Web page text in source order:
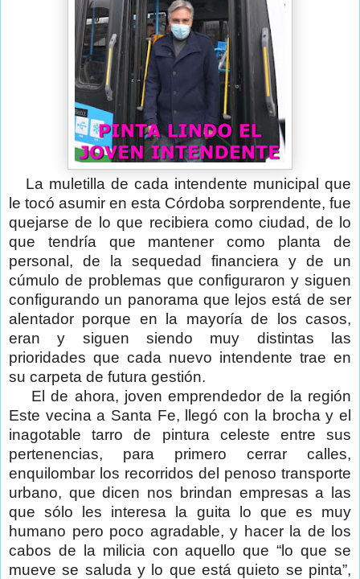
La muletilla de cada intendente municipal que
le tocó asumir en esta Córdoba sorprendente, fue
quejarse de lo que recibiera como ciudad, de lo
que tendría que mantener como planta de
personal, de la sequedad financiera y de un
cúmulo de problemas que configuraron y siguen
configurando un panorama que lejos está de ser
alentador porque en la mayoría de los casos,
eran y siguen siendo muy distintas las
prioridades que cada nuevo intendente trae en
su carpeta de futura gestión.
El de ahora, joven emprendedor de la región
Este vecina a Santa Fe, llegó con la brocha y el
inagotable tarro de pintura celeste entre sus
pertenencias, para primero cerrar calles,
enquilombar los recorridos del penoso transporte
urbano, que dicen nos brindan empresas a las
que sólo les interesa la guita lo que es muy
humano pero poco agradable, y hacer la de los
cabos de la milicia con aquello que “lo que se
mueve se saluda y lo que está quieto se pinta”,